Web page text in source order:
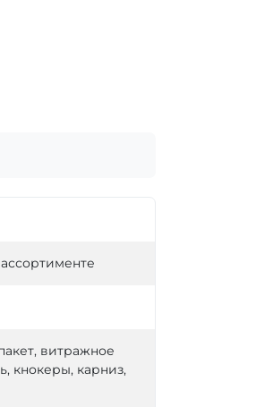
витражное
кнокеры, карниз,